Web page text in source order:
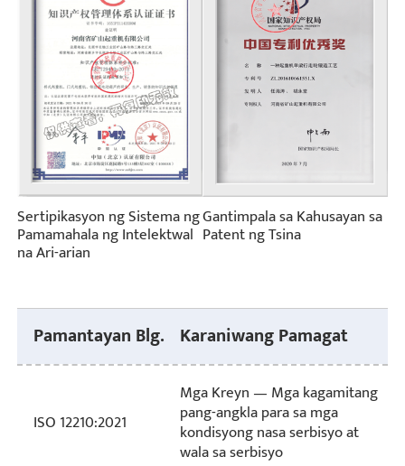
Sertipikasyon ng Sistema ng
Pamamahala ng Intelektwal
na Ari-arian
Gantimpala sa Kahusayan sa
Patent ng Tsina
Pamantayan Blg. Karaniwang Pamagat
ISO 12210:2021
Mga Kreyn — Mga kagamitang
pang-angkla para sa mga
kondisyong nasa serbisyo at
wala sa serbisyo